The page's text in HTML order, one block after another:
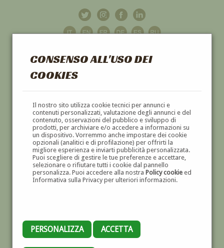
CONSENSO ALL'USO DEI
COOKIES
Il nostro sito utilizza cookie tecnici per annunci e
contenuti personalizzati, valutazione degli annunci e del
contenuto, osservazioni del pubblico e sviluppo di
prodotti, per archiviare e/o accedere a informazioni su
un dispositivo. Vorremmo anche impostare dei cookie
opzionali (analitici e di profilazione) per offrirti la
migliore esperienza e inviarti pubblicità personalizzata.
Puoi scegliere di gestire le tue preferenze e accettare,
selezionare o rifiutare tutti i cookie dal pannello
personalizza. Puoi accedere alla nostra Policy cookieed
Informativa sulla Privacy per ulteriori informazioni.
PERSONALIZZA ACCETTA
GALLERIAD'ARTE
DIPINTI E SCULTURE '800 E '900